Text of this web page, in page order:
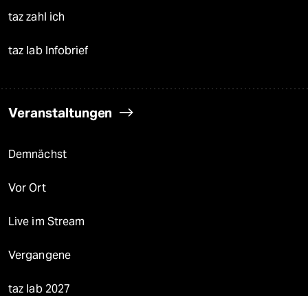
taz zahl ich
taz lab Infobrief
Veranstaltungen
Demnächst
Vor Ort
Live im Stream
Vergangene
taz lab 2027